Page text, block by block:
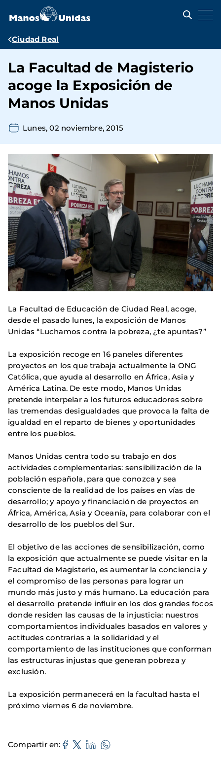
contenido
Ruta
navegación
Ciudad Real
La Facultad de Magisterio
acoge la Exposición de
Manos Unidas
Lunes, 02 noviembre, 2015
La Facultad de Educación de Ciudad Real, acoge,
desde el pasado lunes, la exposición de Manos
Unidas “Luchamos contra la pobreza, ¿te apuntas?”
La exposición recoge en 16 paneles diferentes
proyectos en los que trabaja actualmente la ONG
Católica, que ayuda al desarrollo en África, Asia y
América Latina. De este modo, Manos Unidas
pretende interpelar a los futuros educadores sobre
las tremendas desigualdades que provoca la falta de
igualdad en el reparto de bienes y oportunidades
entre los pueblos.
Manos Unidas centra todo su trabajo en dos
actividades complementarias: sensibilización de la
población española, para que conozca y sea
consciente de la realidad de los países en vías de
desarrollo; y apoyo y financiación de proyectos en
África, América, Asia y Oceanía, para colaborar con el
desarrollo de los pueblos del Sur.
El objetivo de las acciones de sensibilización, como
la exposición que actualmente se puede visitar en la
Facultad de Magisterio, es aumentar la conciencia y
el compromiso de las personas para lograr un
mundo más justo y más humano. La educación para
el desarrollo pretende influir en los dos grandes focos
donde residen las causas de la injusticia: nuestros
comportamientos individuales basados en valores y
actitudes contrarias a la solidaridad y el
comportamiento de las instituciones que conforman
las estructuras injustas que generan pobreza y
exclusión.
La exposición permanecerá en la facultad hasta el
próximo viernes 6 de noviembre.
Compartir en